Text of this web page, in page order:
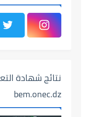
bem.onec.dz